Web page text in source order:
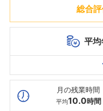
総合
平均
最高年収
月の残業時間
平均10.0時間